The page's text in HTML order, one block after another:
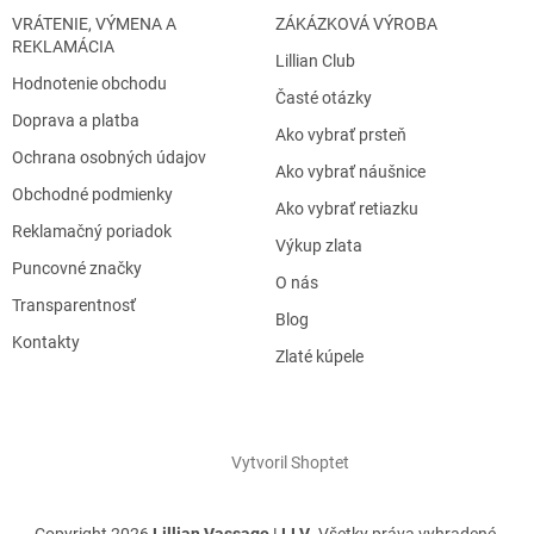
VRÁTENIE, VÝMENA A
REKLAMÁCIA
Hodnotenie obchodu
Doprava a platba
Ochrana osobných údajov
Obchodné podmienky
Reklamačný poriadok
Puncovné značky
Transparentnosť
Kontakty
ZÁKÁZKOVÁ VÝROBA
Lillian Club
Časté otázky
Ako vybrať prsteň
Ako vybrať náušnice
Ako vybrať retiazku
Výkup zlata
O nás
Blog
Zlaté kúpele
Vytvoril Shoptet